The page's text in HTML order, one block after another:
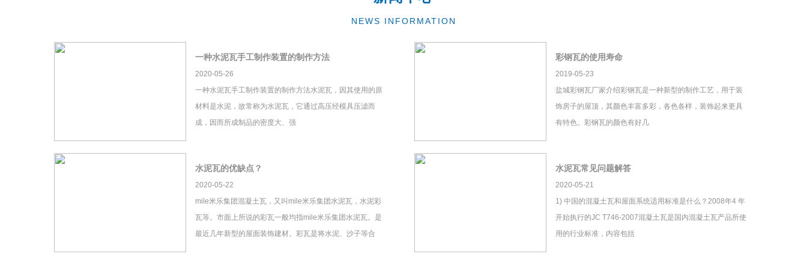
NEWS INFORMATION
一种水泥瓦手工制作装置的制作方法
2020-05-26
一种水泥瓦手工制作装置的制作方法水泥瓦，因其使用的原
材料是水泥，故常称为水泥瓦，它通过高压经模具压滤而
成，因而所成制品的密度大、强
彩钢瓦的使用寿命
2019-05-23
盐城彩钢瓦厂家介绍彩钢瓦是一种新型的制作工艺，用于装
饰房子的屋顶，其颜色丰富多彩，各色各样，装饰起来更具
有特色。彩钢瓦的颜色有好几
水泥瓦的优缺点？
2020-05-22
mile米乐集团混凝土瓦，又叫mile米乐集团水泥瓦，水泥彩
瓦等。市面上所说的彩瓦一般均指mile米乐集团水泥瓦。是
最近几年新型的屋面装饰建材。彩瓦是将水泥、沙子等合
水泥瓦常见问题解答
2020-05-21
1) 中国的混凝土瓦和屋面系统适用标准是什么？2008年4 年
开始执行的JC T746-2007混凝土瓦是国内混凝土瓦产品所使
用的行业标准，内容包括